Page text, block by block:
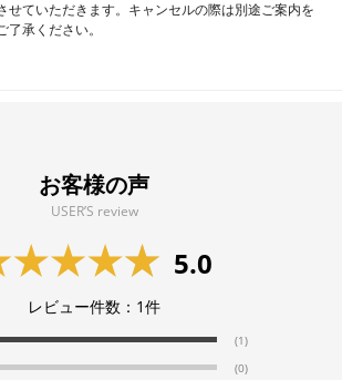
せていただきます。キャンセルの際は別途ご案内を
了承ください。
お客様の声
USER’S review
5.0
レビュー件数： 1件
(1)
(0)